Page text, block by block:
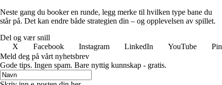
Neste gang du booker en runde, legg merke til hvilken type bane du
står på. Det kan endre både strategien din – og opplevelsen av spillet.
Del og vær snill
X
Facebook Instagram LinkedIn YouTube
Meld deg på vårt nyhetsbrev
Gode ​​tips. Ingen spam. Bare nyttig kunnskap - gratis.